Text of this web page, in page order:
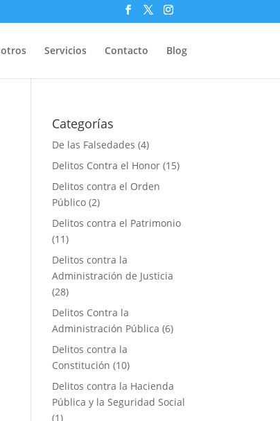
Servicios Contacto Blog
Categorías
De las Falsedades (4)
Delitos Contra el Honor (15)
Delitos contra el Orden
Público (2)
Delitos contra el Patrimonio
(11)
Delitos contra la
Administración de Justicia
(28)
Delitos Contra la
Administración Pública (6)
Delitos contra la
Constitución (10)
Delitos contra la Hacienda
Pública y la Seguridad Social
(1)